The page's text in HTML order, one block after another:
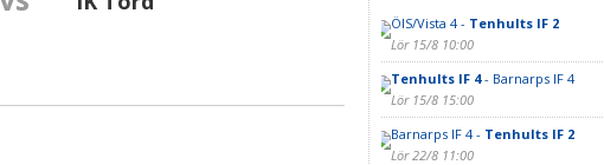
ÖIS/Vista 4 - Tenhults IF 2
Lör 15/8 10:00
Tenhults IF 4- Barnarps IF 4
Lör 15/8 15:00
Barnarps IF 4 - Tenhults IF 2
Lör 22/8 11:00